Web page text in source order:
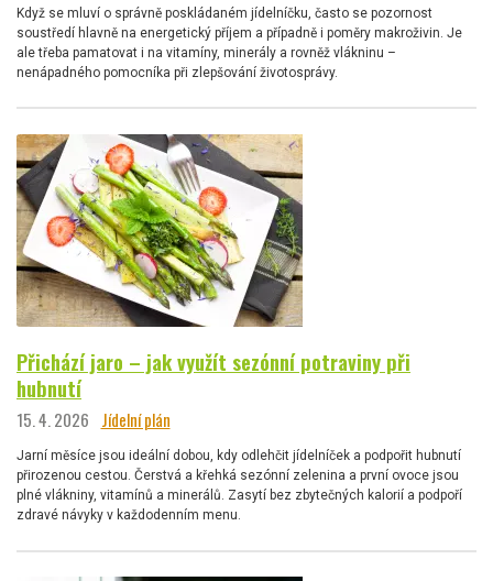
Když se mluví o správně poskládaném jídelníčku, často se pozornost
soustředí hlavně na energetický příjem a případně i poměry makroživin. Je
ale třeba pamatovat i na vitamíny, minerály a rovněž vlákninu –
nenápadného pomocníka při zlepšování životosprávy.
Přichází jaro – jak využít sezónní potraviny při
hubnutí
15. 4. 2026 Jídelní plán
Jarní měsíce jsou ideální dobou, kdy odlehčit jídelníček a podpořit hubnutí
přirozenou cestou. Čerstvá a křehká sezónní zelenina a první ovoce jsou
plné vlákniny, vitamínů a minerálů. Zasytí bez zbytečných kalorií a podpoří
zdravé návyky v každodenním menu.